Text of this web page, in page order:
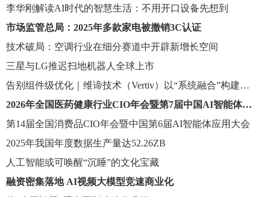
李华刚解读AI时代的智慧生活：不用开口设备先想到
市场监管总局：2025年多款家电被撤销3C认证
技术破局：空调行业在细分赛道中开辟新增长空间
三星与LG推迟扫地机器人全球上市
告别组件级优化｜维谛技术（Vertiv）以“系统融合”构建AI Factory基建新范式
2026年全国医药健康行业CIO年会暨第7届中国AI智能体应用大会
第14届全国消费品CIO年会暨中国第6届AI智能体应用大会
2025年我国年度数据生产量达52.26ZB
人工智能或可唤醒“沉睡”的文化宝藏
融资密集落地 AI视频大模型竞速商业化